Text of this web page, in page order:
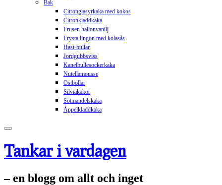
Bak
Citronglasyrkaka med kokos
Citronkladdkaka
Frusen hallonvanilj
Frysta lingon med kolasås
Hast-bullar
Jordgubbsviss
Kanelbullesockerkaka
Nutellamousse
Ostbollar
Silviakakor
Sötmandelskaka
Åppelkladdkaka
Tankar i vardagen
– en blogg om allt och inget